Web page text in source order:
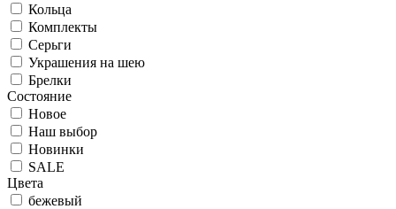
Кольца
Комплекты
Серьги
Украшения на шею
Брелки
Состояние
Новое
Наш выбор
Новинки
SALE
Цвета
бежевый